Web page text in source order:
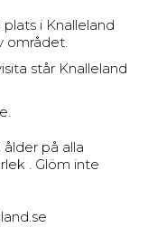
i Knalleland
området.
står Knalleland
på alla
. Glöm inte